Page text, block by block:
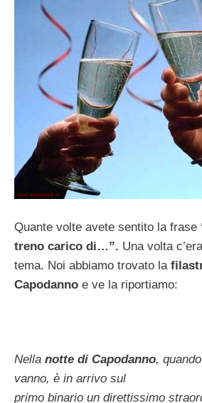
Quante volte avete sentito la frase
treno carico di…”. Una volta
tema. Noi abbiamo trovato la
Capodanno e ve la riportiamo:
Nella notte di Capodanno,
vanno, è in arrivo sul
primo binario un direttissimo